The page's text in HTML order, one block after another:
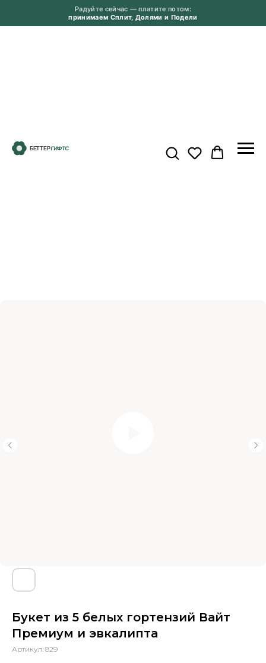
Радуйте сейчас — платите потом:
принимаем Сплит, Долями и Подели
Букет из 5 белых гортензий Вайт
Премиум и эвкалипта
Артикул: 829